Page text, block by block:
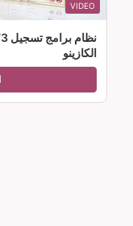
VIDEO
الكازينو